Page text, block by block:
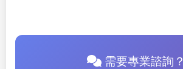
需要專業諮詢？